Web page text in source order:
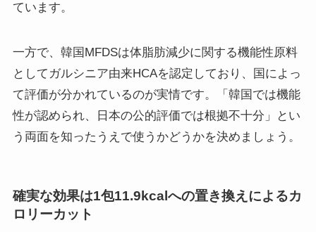
ています。
一方で、韓国MFDSは体脂肪減少に関する機能性原料
としてガルシニア由来HCAを認定しており、国によっ
て評価が分かれているのが実情です。「韓国では機能
性が認められ、日本の公的評価では根拠不十分」とい
う両面を知ったうえで使うかどうかを決めましょう。
確実な効果は1包11.9kcalへの置き換えによるカ
ロリーカット